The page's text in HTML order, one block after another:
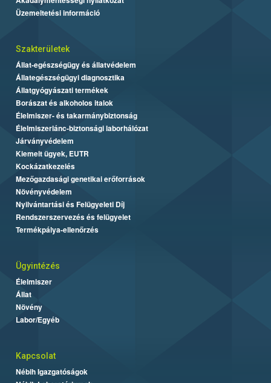
Üzemeltetési információ
Szakterületek
Állat-egészségügy és állatvédelem
Állategészségügyi diagnosztika
Állatgyógyászati termékek
Borászat és alkoholos italok
Élelmiszer- és takarmánybiztonság
Élelmiszerlánc-biztonsági laborhálózat
Járványvédelem
Kiemelt ügyek, EUTR
Kockázatkezelés
Mezőgazdasági genetikai erőforrások
Növényvédelem
Nyilvántartási és Felügyeleti Díj
Rendszerszervezés és felügyelet
Termékpálya-ellenőrzés
Ügyintézés
Élelmiszer
Állat
Növény
Labor/Egyéb
Kapcsolat
Nébih Igazgatóságok